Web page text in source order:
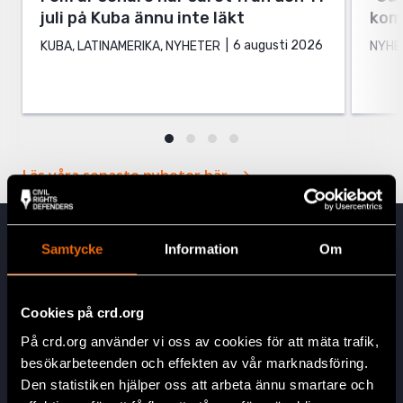
Samtycke Information Om
Cookies på crd.org
På crd.org använder vi oss av cookies för att mäta trafik,
besökarbeteenden och effekten av vår marknadsföring.
Den statistiken hjälper oss att arbeta ännu smartare och
juli på Kuba ännu inte läkt
KUBA, LATINAMERIKA, NYHETER 6 augusti 2026
Läs våra senaste nyheter här
Regioner
Vi är aktiva i Sverige och de länder i världen där respekten
för mänskliga rättigheter är som sämst.
Läs mer